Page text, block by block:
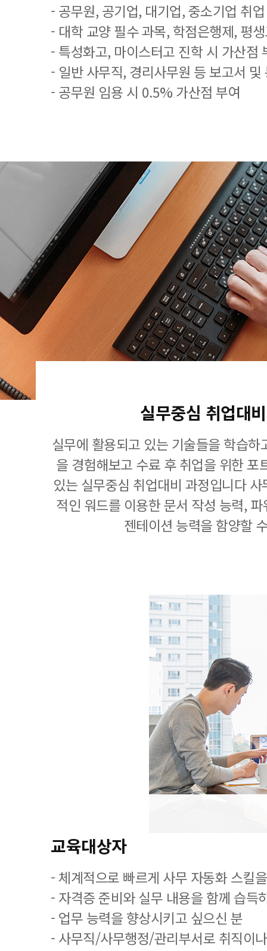
- 공무원, 공기업, 대기업, 중소기업 취
- 대학 교양 필수 과목, 학점은행제, 평
- 특성화고, 마이스터고 진학 시 가산점
- 일반 사무직, 경리사무원 등 보고서 및
- 공무원 임용 시 0.5% 가산점 부여
실무중심 취업대
실무에 활용되고 있는 기술들을 학습
을 경험해보고 수료 후 취업을 위한 포
있는 실무중심 취업대비 과정입니다
적인 워드를 이용한 문서 작성 능력,
젠테이션 능력을 함양할
교육대상자
- 체계적으로 빠르게 사무 자동화 스킬
- 자격증 준비와 실무 내용을 함께 습득
- 업무 능력을 향상시키고 싶으신 분
- 사무직/사무행정/관리부서로 취직이